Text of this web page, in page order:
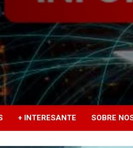
+ INTERESANTE SOBRE